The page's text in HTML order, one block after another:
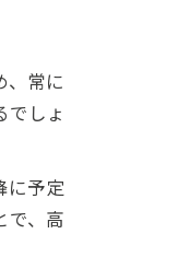
、常に
しょ
に予定
で、高